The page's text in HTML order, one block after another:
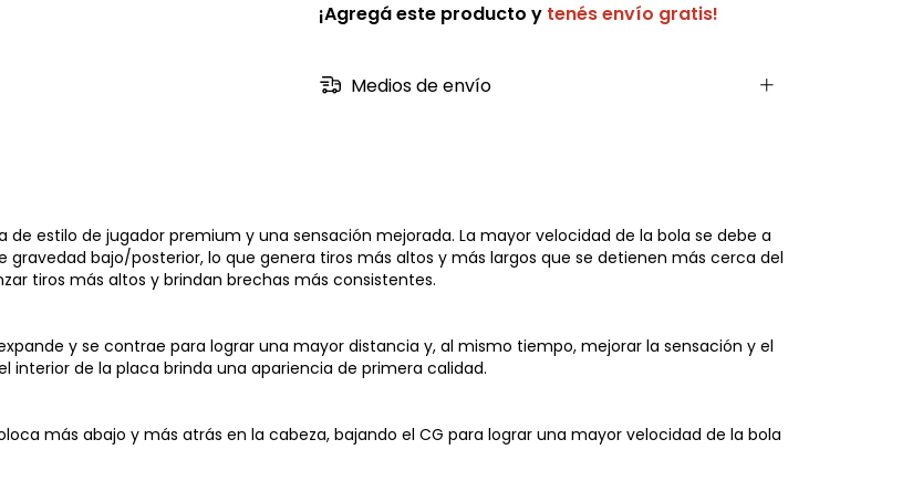
¡Agregá este producto y tenés envío gratis!
Medios de envío
estilo de jugador premium y una sensación mejorada. La mayor velocidad de la bola se debe a
gravedad bajo/posterior, lo que genera tiros más altos y más largos que se detienen más cerca del
tiros más altos y brindan brechas más consistentes.
y se contrae para lograr una mayor distancia y, al mismo tiempo, mejorar la sensación y el
interior de la placa brinda una apariencia de primera calidad.
más abajo y más atrás en la cabeza, bajando el CG para lograr una mayor velocidad de la bola